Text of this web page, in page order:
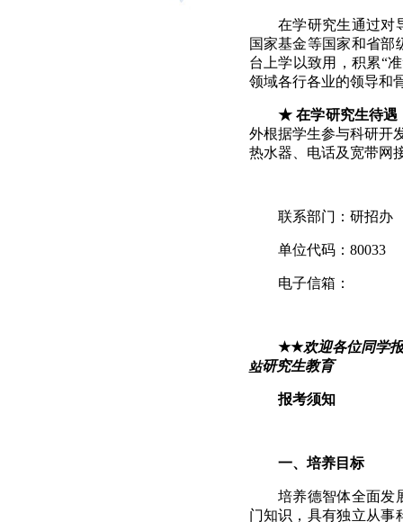
在学研究生通过对
国家基金等国家和省部
台上学以致用，积累“
领域各行各业的领导和
★在学研究生待遇
外根据学生参与科研开
热水器、电话及宽带网
联系部门：研招办
单位代码： 80033
电子信箱：
★★欢迎各位同学
站研究生教育
报考须知
一、培养目标
培养德智体全面发
门知识，具有独立从事